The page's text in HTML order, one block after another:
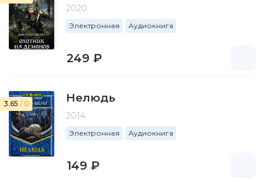
2020
Электронная Аудиокнига
249 ₽
3.65 / 0 Нелюдь
2014
Электронная Аудиокнига
149 ₽